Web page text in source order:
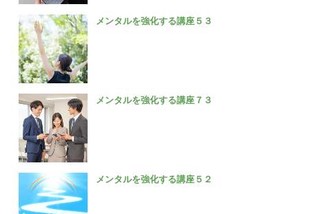
メンタルを強化する講座５３
メンタルを強化する講座７３
メンタルを強化する講座５２